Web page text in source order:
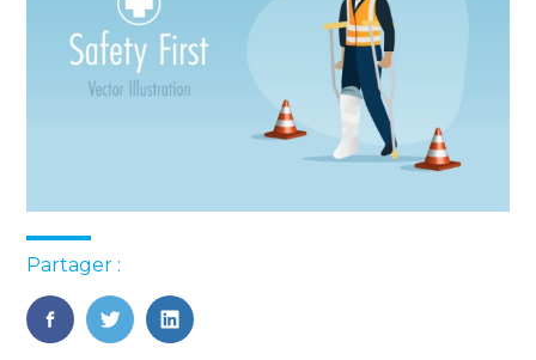
Partager :
FaceBook
TwitterLinkedIn